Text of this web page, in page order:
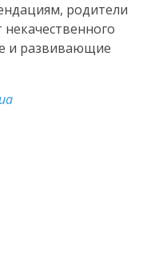
родители
некачественного
и развивающие